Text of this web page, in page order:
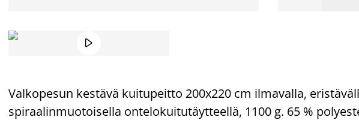

Valkopesun kestävä kuitupeitto 200x220 cm ilmavalla,
spiraalinmuotoisella ontelokuitutäytteellä, 1100 g. 65 %